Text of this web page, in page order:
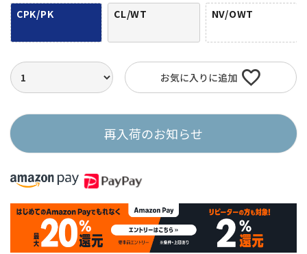
CPK/PK CL/WT NV/OWT
お気に入りに追加
再入荷のお知らせ